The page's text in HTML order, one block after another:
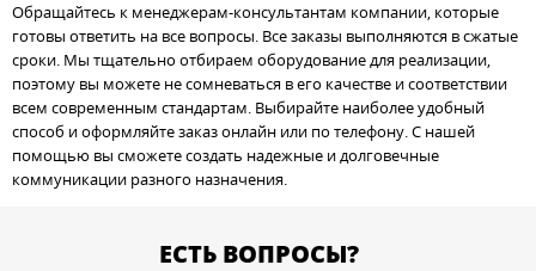
Обращайтесь к менеджерам-консультантам компании, которые
готовы ответить на все вопросы. Все заказы выполняются в сжатые
сроки. Мы тщательно отбираем оборудование для реализации,
поэтому вы можете не сомневаться в его качестве и соответствии
всем современным стандартам. Выбирайте наиболее удобный
способ и оформляйте заказ онлайн или по телефону. С нашей
помощью вы сможете создать надежные и долговечные
коммуникации разного назначения.
ЕСТЬ ВОПРОСЫ?